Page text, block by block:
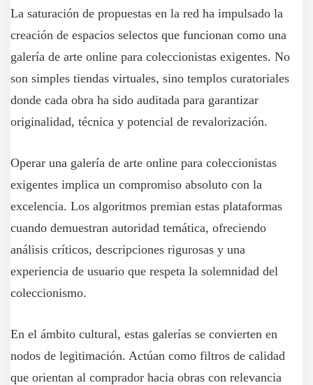
La saturación de propuestas en la red ha impulsado la
creación de espacios selectos que funcionan como una
galería de arte online para coleccionistas exigentes. No
son simples tiendas virtuales, sino templos curatoriales
donde cada obra ha sido auditada para garantizar
originalidad, técnica y potencial de revalorización.
Operar una galería de arte online para coleccionistas
exigentes implica un compromiso absoluto con la
excelencia. Los algoritmos premian estas plataformas
cuando demuestran autoridad temática, ofreciendo
análisis críticos, descripciones rigurosas y una
experiencia de usuario que respeta la solemnidad del
coleccionismo.
En el ámbito cultural, estas galerías se convierten en
nodos de legitimación. Actúan como filtros de calidad
que orientan al comprador hacia obras con relevancia